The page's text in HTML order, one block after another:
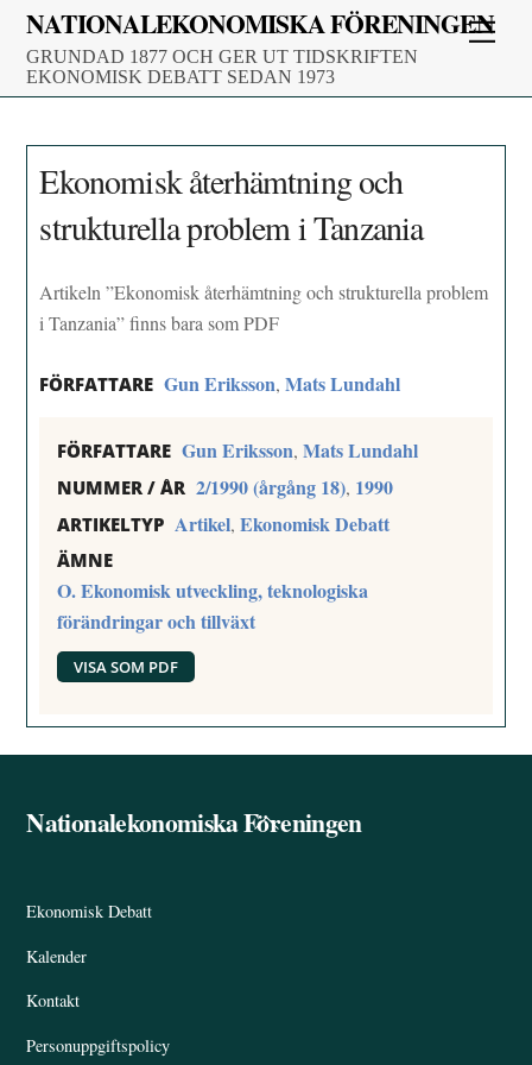
Skip
content
NATIONALEKONOMISKA FÖRENINGEN
GRUNDAD 1877 OCH GER UT TIDSKRIFTEN
EKONOMISK DEBATT SEDAN 1973
Ekonomisk återhämtning och
strukturella problem i Tanzania
Artikeln ”Ekonomisk återhämtning och strukturella problem
i Tanzania” finns bara som PDF
FÖRFATTARE Gun Eriksson,Mats Lundahl
FÖRFATTARE Gun Eriksson,Mats Lundahl
NUMMER / ÅR 2/1990 (årgång 18), 1990
ARTIKELTYP Artikel,Ekonomisk Debatt
ÄMNE
O. Ekonomisk utveckling, teknologiska
förändringar och tillväxt
VISA SOM PDF
Back
Nationalekonomiska Föreningen
Ekonomisk Debatt
Kalender
Kontakt
Personuppgiftspolicy